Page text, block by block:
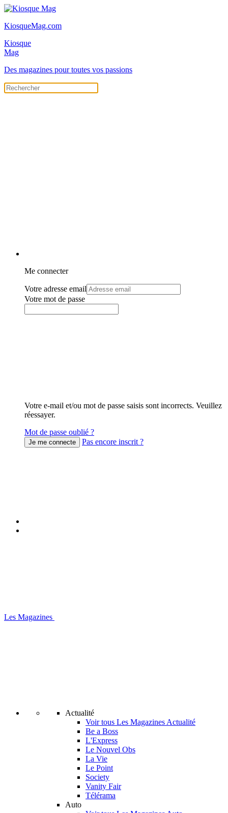
KiosqueMag.com
Kiosque
Mag
Des magazines pour toutes vos passions
Me connecter
Votre adresse email
Votre mot de passe
Votre e-mail et/ou mot de passe saisis sont incorrects. Veuillez
réessayer.
Mot de passe oublié ?
Pas encore inscrit ?
Les Magazines
Actualité
Voir tous Les Magazines Actualité
Be a Boss
L'Express
Le Nouvel Obs
La Vie
Le Point
Society
Vanity Fair
Télérama
Auto